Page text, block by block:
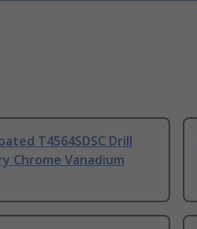
T4564SDSC Drill
Chrome Vanadium